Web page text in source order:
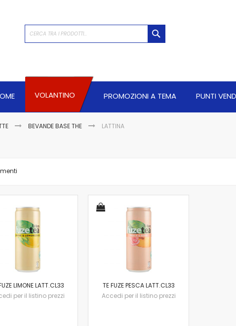
VOLANTINO PROMOZIONI A TEMA PUNTI
BEVANDE BASE THE LATTINA
LIMONE LATT.CL33
per il listino prezzi
TE FUZE PESCA LATT.CL33
Accedi per il listino prezzi